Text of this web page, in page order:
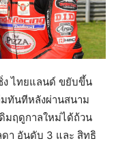
ง ไทยแลนด์ ขยับขึ้น
ทันทีหลังผ่านสนาม
มฤดูกาลใหม่ได้ถ้วน
า อันดับ 3 และ สิทธิ